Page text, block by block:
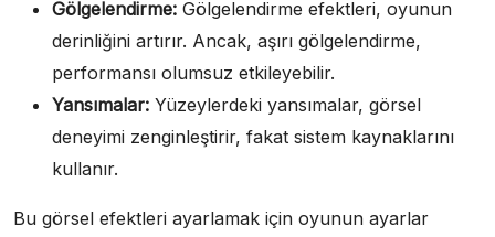
Gölgelendirme: Gölgelendirme efektleri, oyunun
derinliğini artırır. Ancak, aşırı gölgelendirme,
performansı olumsuz etkileyebilir.
Yansımalar: Yüzeylerdeki yansımalar, görsel
deneyimi zenginleştirir, fakat sistem kaynaklarını
kullanır.
Bu görsel efektleri ayarlamak için oyunun ayarlar